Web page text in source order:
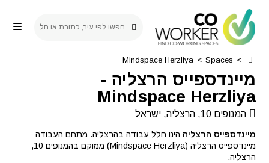
content
>
Spaces
>
Mindspace Herzliya
מיינדספייס הרצליה -
Mindspace Herzliya
המנופים 10, הרצליה, ישראל
מיינדספייס הרצליה הינו חלל עבודה בהרצליה. מתחם העבודה
מיינדספייס הרצליה (Mindspace Herzliya) ממוקם בהמנופים 10,
הרצליה.